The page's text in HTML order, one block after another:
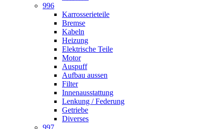
996
Karrosserieteile
Bremse
Kabeln
Heizung
Elektrische Teile
Motor
Auspuff
Aufbau aussen
Filter
Innenausstattung
Lenkung / Federung
Getriebe
Diverses
997